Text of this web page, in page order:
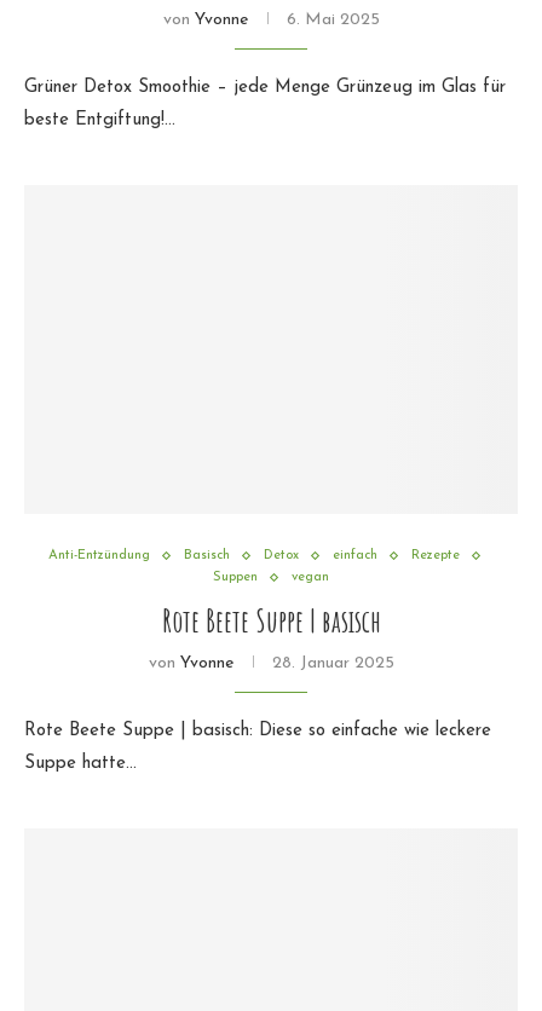
von Yvonne 6. Mai 2025
Grüner Detox Smoothie – jede Menge Grünzeug im Glas für
beste Entgiftung!…
Anti-Entzündung Basisch Detox einfach
Rezepte
Suppen
vegan
Rote Beete Suppe | basisch
von Yvonne 28. Januar 2025
Rote Beete Suppe | basisch: Diese so einfache wie leckere
Suppe hatte…